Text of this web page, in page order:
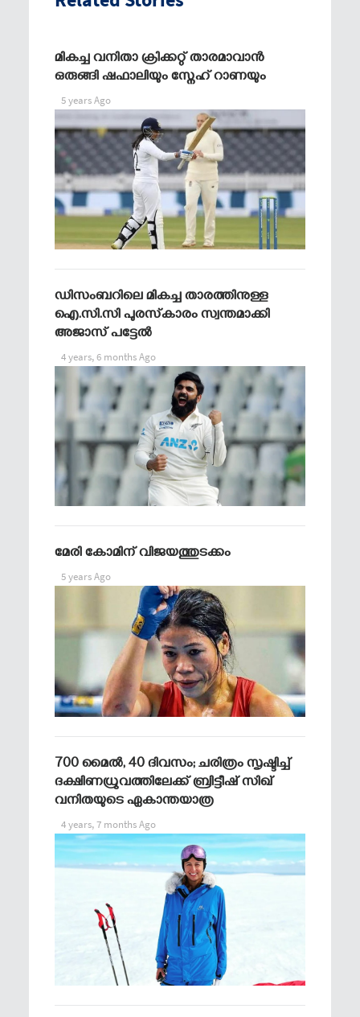
മികച്ച വനിതാ ക്രിക്കറ്റ് താരമാവാന്‍
ഒരുങ്ങി ഷഫാലിയും സ്നേഹ് റാണയും
5 years Ago
ഡിസംബറിലെ മികച്ച താരത്തിനുള്ള
ഐ.സി.സി പുരസ്‌കാരം സ്വന്തമാക്കി
അജാസ് പട്ടേല്‍
4 years, 6 months Ago
മേരി കോമിന് വിജയത്തുടക്കം
5 years Ago
700 മൈല്‍, 40 ദിവസം; ചരിത്രം സൃഷ്ടിച്ച്
ദക്ഷിണധ്രുവത്തിലേക്ക് ബ്രിട്ടീഷ് സിഖ്
വനിതയുടെ ഏകാന്തയാത്ര
4 years, 7 months Ago